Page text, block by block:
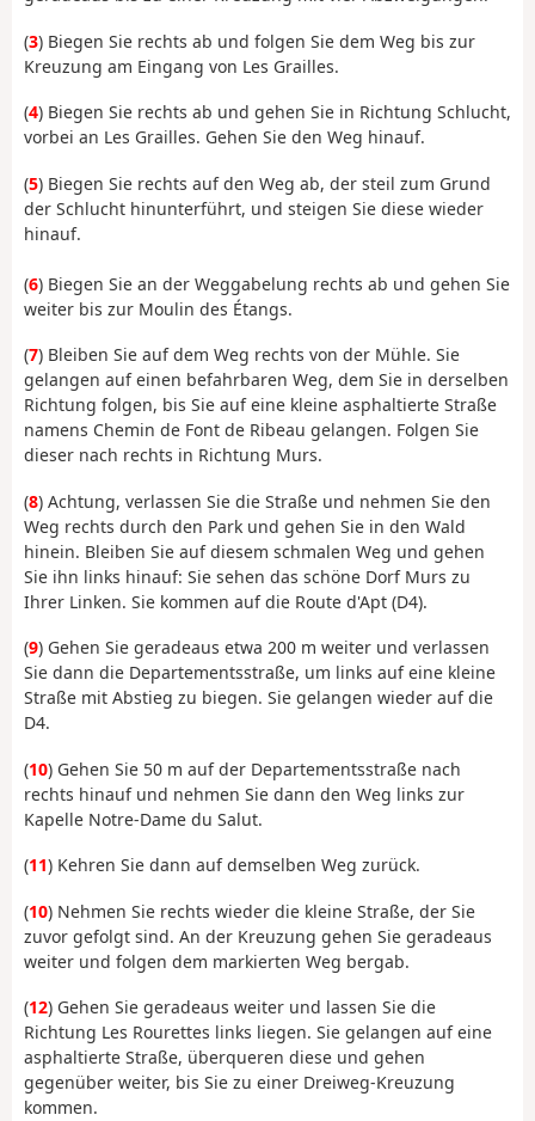
(3) Biegen Sie rechts ab und folgen Sie dem Weg bis zur
Kreuzung am Eingang von Les Grailles.
(4) Biegen Sie rechts ab und gehen Sie in Richtung Schlucht,
vorbei an Les Grailles. Gehen Sie den Weg hinauf.
(5) Biegen Sie rechts auf den Weg ab, der steil zum Grund
der Schlucht hinunterführt, und steigen Sie diese wieder
hinauf.
(6) Biegen Sie an der Weggabelung rechts ab und gehen Sie
weiter bis zur Moulin des Étangs.
(7) Bleiben Sie auf dem Weg rechts von der Mühle. Sie
gelangen auf einen befahrbaren Weg, dem Sie in derselben
Richtung folgen, bis Sie auf eine kleine asphaltierte Straße
namens Chemin de Font de Ribeau gelangen. Folgen Sie
dieser nach rechts in Richtung Murs.
(8) Achtung, verlassen Sie die Straße und nehmen Sie den
Weg rechts durch den Park und gehen Sie in den Wald
hinein. Bleiben Sie auf diesem schmalen Weg und gehen
Sie ihn links hinauf: Sie sehen das schöne Dorf Murs zu
Ihrer Linken. Sie kommen auf die Route d'Apt (D4).
(9) Gehen Sie geradeaus etwa 200 m weiter und verlassen
Sie dann die Departementsstraße, um links auf eine kleine
Straße mit Abstieg zu biegen. Sie gelangen wieder auf die
D4.
(10) Gehen Sie 50 m auf der Departementsstraße nach
rechts hinauf und nehmen Sie dann den Weg links zur
Kapelle Notre-Dame du Salut.
(11) Kehren Sie dann auf demselben Weg zurück.
(10) Nehmen Sie rechts wieder die kleine Straße, der Sie
zuvor gefolgt sind. An der Kreuzung gehen Sie geradeaus
weiter und folgen dem markierten Weg bergab.
(12) Gehen Sie geradeaus weiter und lassen Sie die
Richtung Les Rourettes links liegen. Sie gelangen auf eine
asphaltierte Straße, überqueren diese und gehen
gegenüber weiter, bis Sie zu einer Dreiweg-Kreuzung
kommen.